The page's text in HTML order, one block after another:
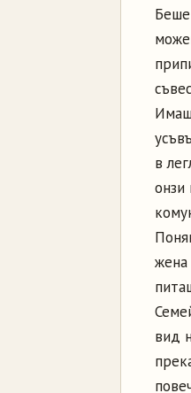
Беше
в
онзи
жена
вид